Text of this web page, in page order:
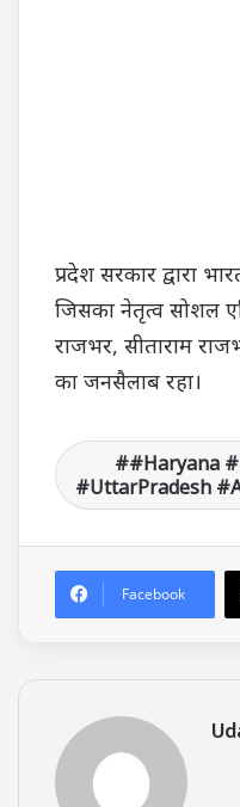
प्रदेश सरकार द्वारा
जिसका नेतृत्व सोशल
राजभर, सीताराम
का जनसैलाब रहा।
#Haryana
#UttarPradesh
Facebook